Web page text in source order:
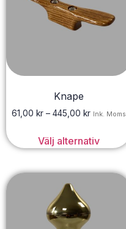
Knape
61,00 kr – 445,00 kr Ink. Moms
Välj alternativ